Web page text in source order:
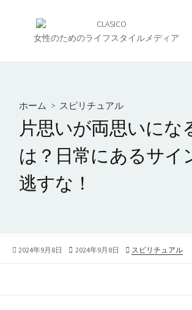
女性のためのライフスタイルメディア
ホーム > スピリチュアル
片思いが両思いにな
は？日常にあるサイ
逃すな！
公
2024年9月8日
最
2024年9月8日
カ
スピリチュアル